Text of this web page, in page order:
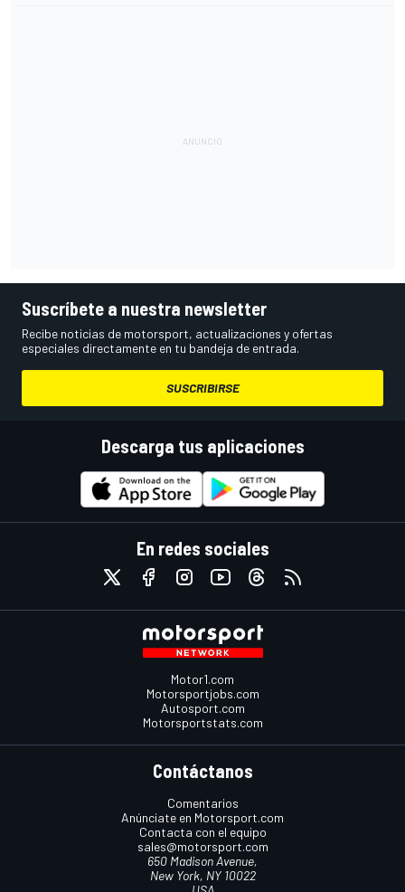
Suscríbete a nuestra newsletter
Recibe noticias de motorsport, actualizaciones y ofertas
especiales directamente en tu bandeja de entrada.
SUSCRIBIRSE
Descarga tus aplicaciones
En redes sociales
Motor1.com
Motorsportjobs.com
Autosport.com
Motorsportstats.com
Contáctanos
Comentarios
Anúnciate en Motorsport.com
Contacta con el equipo
sales@motorsport.com
650 Madison Avenue,
New York, NY 10022